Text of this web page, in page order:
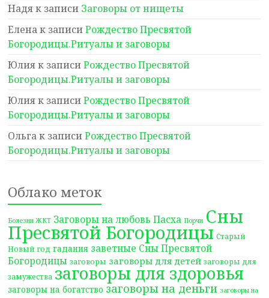
Надяк записи Заговоры от нищеты
Еленак записиРождество Пресвятой
Богородицы.Ритуалы и заговоры
Юлияк записиРождество Пресвятой
Богородицы.Ритуалы и заговоры
Юлияк записиРождество Пресвятой
Богородицы.Ритуалы и заговоры
Ольгак записиРождество Пресвятой
Богородицы.Ритуалы и заговоры
Облако меток
Болезни ЖКТ Заговоры на любовь Пасха Порчи Сны
Пресвятой Богородицы Старый
Новый год гадания заветные Сны Пресвятой
Богородицы заговоры заговоры для детей заговоры для
замужества заговоры для здоровья
заговоры на богатство заговоры на деньги заговоры на